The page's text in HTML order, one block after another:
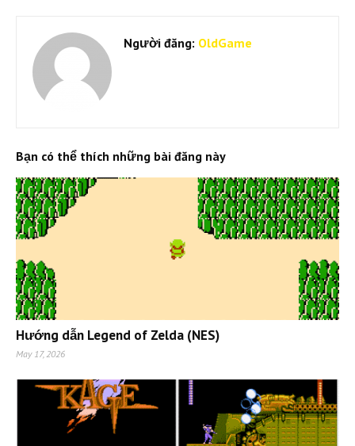
Người đăng: OldGame
Bạn có thể thích những bài đăng này
Hướng dẫn Legend of Zelda (NES)
May 17, 2026